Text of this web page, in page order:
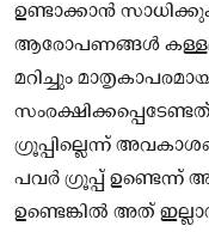
ഉണ്ടാക്കാൻ
ആരോപണങ്ങൾ
മറിച്ചും
ഗ്രൂപ്പില്ലെന്ന്
പവർ ഗ്രൂപ്പ് ഉണ്ടെന്ന്
ഉണ്ടെങ്കിൽ അത്